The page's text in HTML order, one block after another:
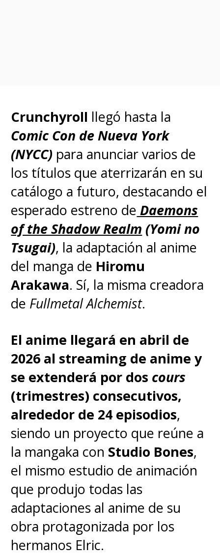
Crunchyroll llegó hasta la
Comic Con de Nueva York
(NYCC) para anunciar varios de
los títulos que aterrizarán en su
catálogo a futuro, destacando el
esperado estreno de Daemons
of the Shadow Realm (Yomi no
Tsugai), la adaptación al anime
del manga de Hiromu
Arakawa. Sí, la misma creadora
de Fullmetal Alchemist.
El anime llegará en abril de
2026 al streaming de anime y
se extenderá por dos cours
(trimestres) consecutivos,
alrededor de 24 episodios,
siendo un proyecto que reúne a
la mangaka con Studio Bones,
el mismo estudio de animación
que produjo todas las
adaptaciones al anime de su
obra protagonizada por los
hermanos Elric.